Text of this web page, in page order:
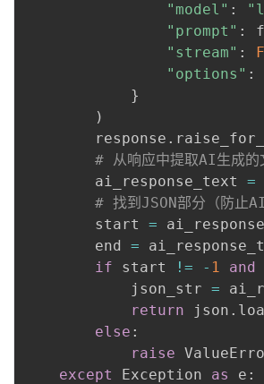
"model" :
"prompt" :
"stream" :
"options" :
}
)
        response
.
# 从响应中提取AI生成的
        ai_response_text
=
# 找到JSON部分（防止AI
        start
=
        end
=
if start != - 1 and
            json_str
=
return json .
else :
raise
except
Exception as e :